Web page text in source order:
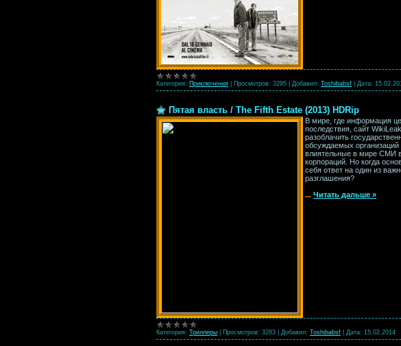
Категория: Приключения Просмотров: 3295 Добавил: Toshibabsf Дата:
Пятая власть / The Fifth Estate (2013) HDRip
В мире, где информация
последствия, сайт
разоблачить
обсуждаемых
влиятельные в мире СМИ
корпораций. Но когда
себя ответ на один из
разглашения?
... Читать дальше »
Категория: Триллеры Просмотров: 3283 Добавил: Toshibabsf Дата: 15.02.2014